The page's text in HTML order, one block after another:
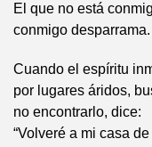
El que no está
conmigo desparrama.
Cuando el espíritu
por lugares áridos,
no encontrarlo, dice:
“Volveré a mi casa